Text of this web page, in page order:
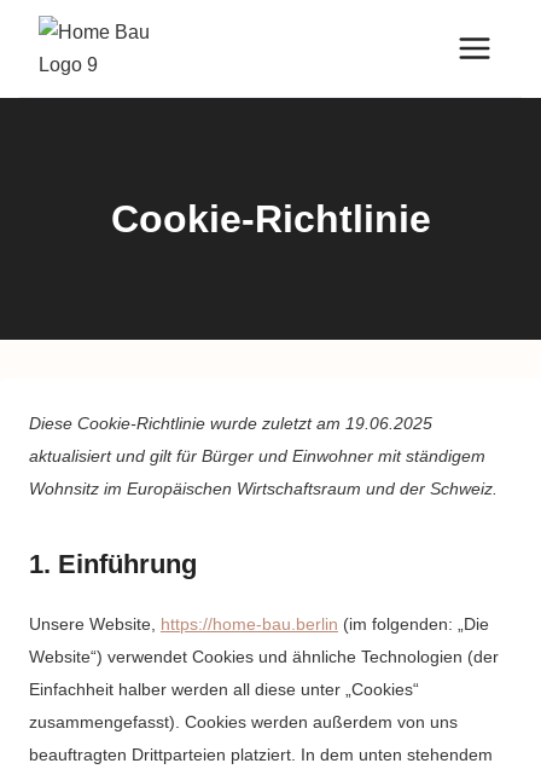
springen
Cookie-Richtlinie
Diese Cookie-Richtlinie wurde zuletzt am 19.06.2025
aktualisiert und gilt für Bürger und Einwohner mit ständigem
Wohnsitz im Europäischen Wirtschaftsraum und der Schweiz.
1. Einführung
Unsere Website, https://home-bau.berlin (im folgenden: „Die
Website“) verwendet Cookies und ähnliche Technologien (der
Einfachheit halber werden all diese unter „Cookies“
zusammengefasst). Cookies werden außerdem von uns
beauftragten Drittparteien platziert. In dem unten stehendem